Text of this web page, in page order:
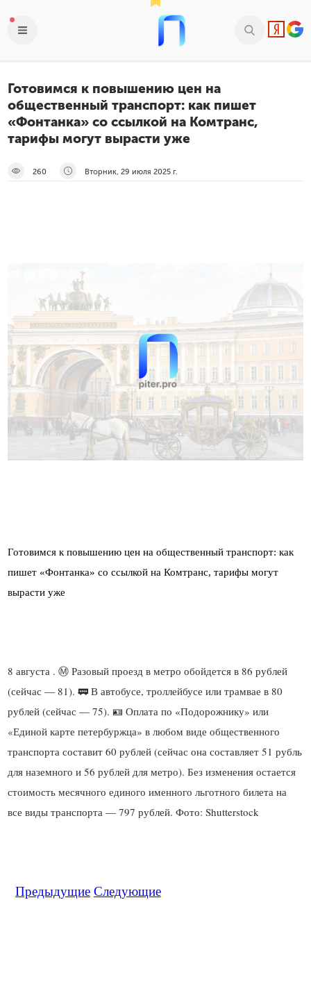
Готовимся к повышению цен на
общественный транспорт: как пишет
«Фонтанка» со ссылкой на Комтранс,
тарифы могут вырасти уже
260 Вторник, 29 июля 2025 г.
Готовимся к повышению цен на общественный транспорт: как
пишет «Фонтанка» со ссылкой на Комтранс, тарифы могут
8 августа . Ⓜ️ Разовый проезд в метро обойдется в 86 рублей
(сейчас — 81). 🚃 В автобусе, троллейбусе или трамвае в 80
рублей (сейчас — 75). 🪪 Оплата по «Подорожнику» или
«Единой карте петербуржца» в любом виде общественного
транспорта составит 60 рублей (сейчас она составляет 51 рубль
для наземного и 56 рублей для метро). Без изменения остается
стоимость месячного единого именного льготного билета на
Предыдущие Следующие